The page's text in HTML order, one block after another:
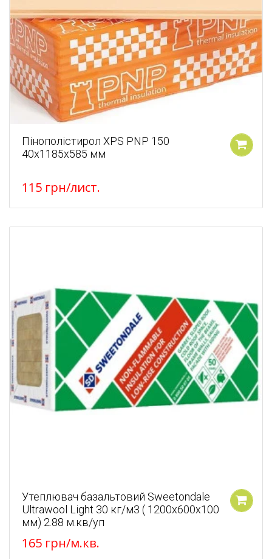
Пінополістирол XPS PNP 150
40х1185х585 мм
115 грн/лист.
Утеплювач базальтовий Sweetondale
Ultrawool Light 30 кг/м3 ( 1200x600x100
мм) 2.88 м.кв/уп
165 грн/м.кв.